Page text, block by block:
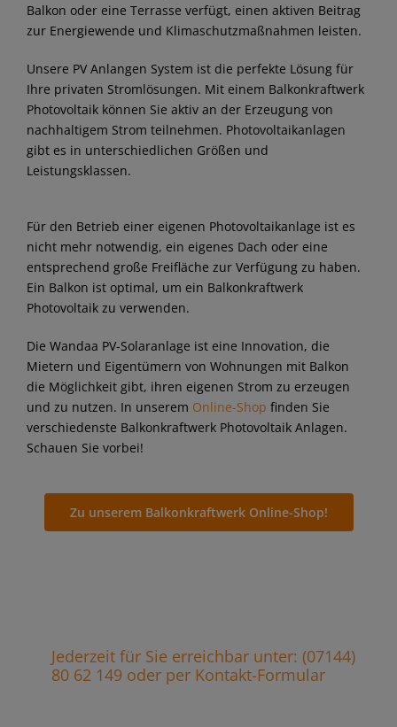
Balkon oder eine Terrasse verfügt, einen aktiven Beitrag
zur Energiewende und Klimaschutzmaßnahmen leisten.
Unsere PV Anlangen System ist die perfekte Lösung für
Ihre privaten Stromlösungen. Mit einem Balkonkraftwerk
Photovoltaik können Sie aktiv an der Erzeugung von
nachhaltigem Strom teilnehmen. Photovoltaikanlagen
gibt es in unterschiedlichen Größen und
Leistungsklassen.
Für den Betrieb einer eigenen Photovoltaikanlage ist es
nicht mehr notwendig, ein eigenes Dach oder eine
entsprechend große Freifläche zur Verfügung zu haben.
Ein Balkon ist optimal, um ein Balkonkraftwerk
Photovoltaik zu verwenden.
Die Wandaa PV-Solaranlage ist eine Innovation, die
Mietern und Eigentümern von Wohnungen mit Balkon
die Möglichkeit gibt, ihren eigenen Strom zu erzeugen
und zu nutzen. In unserem Online-Shop finden Sie
verschiedenste Balkonkraftwerk Photovoltaik Anlagen.
Schauen Sie vorbei!
Zu unserem Balkonkraftwerk Online-Shop!
Jederzeit für Sie erreichbar unter: (07144)
80 62 149 oder per Kontakt-Formular